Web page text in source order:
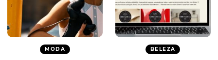
MODA BELEZA